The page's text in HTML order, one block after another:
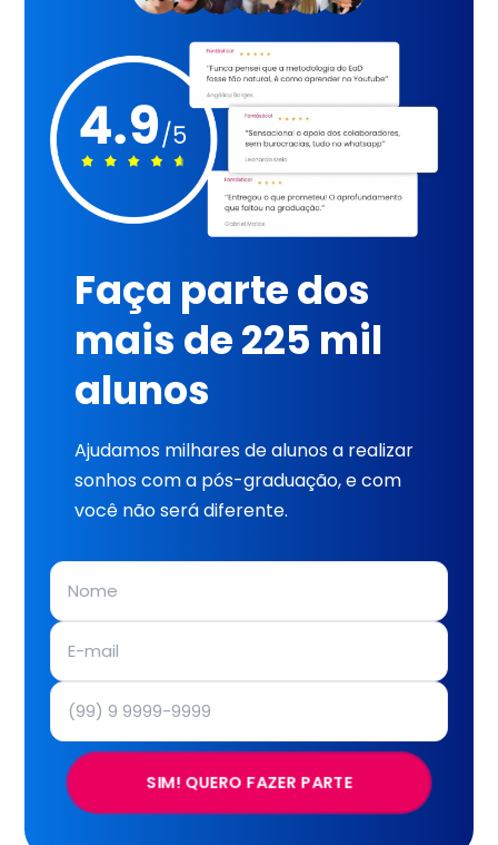
Faça parte dos
mais de 225 mil
alunos
Ajudamos milhares de alunos a realizar
sonhos com a pós-graduação, e com
você não será diferente.
SIM! QUERO FAZER PARTE